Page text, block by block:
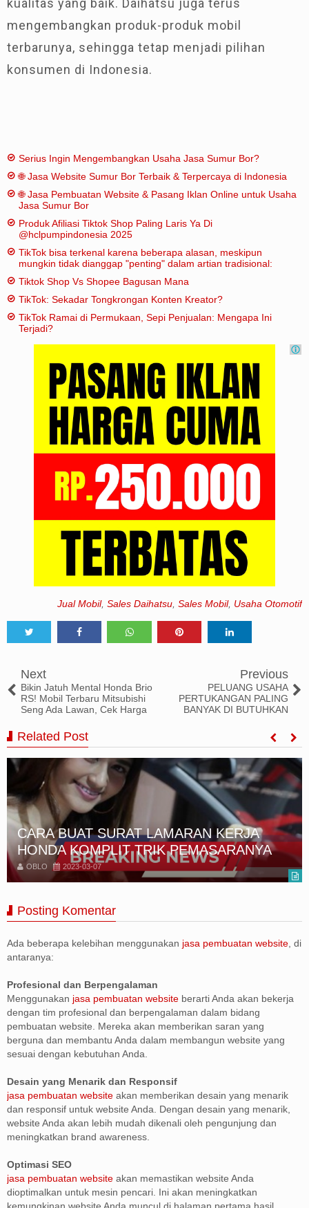
kualitas yang baik. Daihatsu juga terus
mengembangkan produk-produk mobil
terbarunya, sehingga tetap menjadi pilihan
konsumen di Indonesia.
Serius Ingin Mengembangkan Usaha Jasa Sumur Bor?
🌐 Jasa Website Sumur Bor Terbaik & Terpercaya di Indonesia
🌐 Jasa Pembuatan Website & Pasang Iklan Online untuk Usaha
Jasa Sumur Bor
Produk Afiliasi Tiktok Shop Paling Laris Ya Di
@hclpumpindonesia 2025
TikTok bisa terkenal karena beberapa alasan, meskipun
mungkin tidak dianggap "penting" dalam artian tradisional:
Tiktok Shop Vs Shopee Bagusan Mana
TikTok: Sekadar Tongkrongan Konten Kreator?
TikTok Ramai di Permukaan, Sepi Penjualan: Mengapa Ini
Terjadi?
Jual Mobil, Sales Daihatsu Sales Mobil, Usaha Otomotif
Next
Bikin Jatuh Mental Honda Brio
RS! Mobil Terbaru Mitsubishi
Seng Ada Lawan, Cek Harga
Previous
PELUANG USAHA
PERTUKANGAN PALING
BANYAK DI BUTUHKAN
Related Post
Bikin Jatuh Mental Honda Brio RS! Mobil
Terbaru Mitsubishi Seng Ada Lawan, Cek
Harga
OBLO 2023-02-27
Posting Komentar
Ada beberapa kelebihan menggunakan jasa pembuatan website , di
antaranya:
Profesional dan Berpengalaman
Menggunakan jasa pembuatan website berarti Anda akan bekerja
dengan tim profesional dan berpengalaman dalam bidang
pembuatan website. Mereka akan memberikan saran yang
berguna dan membantu Anda dalam membangun website yang
sesuai dengan kebutuhan Anda.
Desain yang Menarik dan Responsif
jasa pembuatan website akan memberikan desain yang menarik
dan responsif untuk website Anda. Dengan desain yang menarik,
website Anda akan lebih mudah dikenali oleh pengunjung dan
meningkatkan brand awareness.
Optimasi SEO
jasa pembuatan website akan memastikan website Anda
dioptimalkan untuk mesin pencari. Ini akan meningkatkan
kemungkinan website Anda muncul di halaman pertama hasil